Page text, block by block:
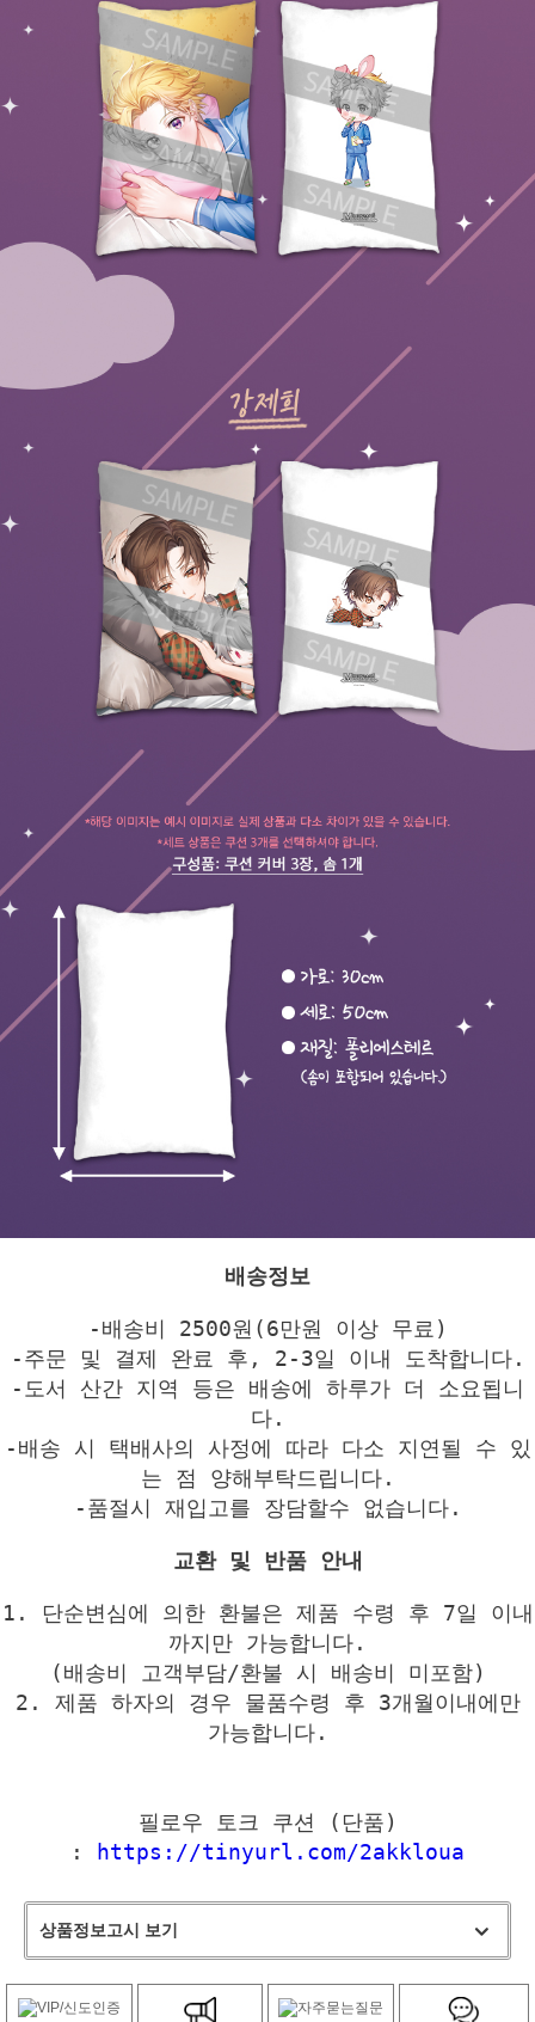
배송정보
-배송비 2500원(6만원 이상 무료)
-주문 및 결제 완료 후, 2-3일 이내 도착합니다.
-도서 산간 지역 등은 배송에 하루가 더 소요됩니
다.
-배송 시 택배사의 사정에 따라 다소 지연될 수 있
는 점 양해부탁드립니다.
-품절시 재입고를 장담할수 없습니다.
교환 및 반품 안내
1. 단순변심에 의한 환불은 제품 수령 후 7일 이내
까지만 가능합니다.
(배송비 고객부담/환불 시 배송비 미포함)
2. 제품 하자의 경우 물품수령 후 3개월이내에만
가능합니다.
필로우 토크 쿠션 (단품)
: https://tinyurl.com/2akkloua
상품정보고시 보기